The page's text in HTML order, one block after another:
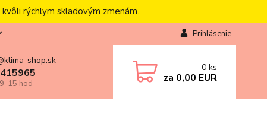
rýchlym skladovým zmenám.
Prihlásenie
shop.sk
15 hod
0 ks
za 0,00 EUR